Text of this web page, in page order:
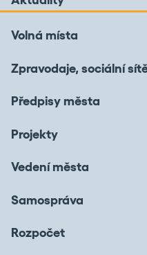
Volná místa
Zpravodaje, sociální
Předpisy města
Projekty
Vedení města
Samospráva
Rozpočet